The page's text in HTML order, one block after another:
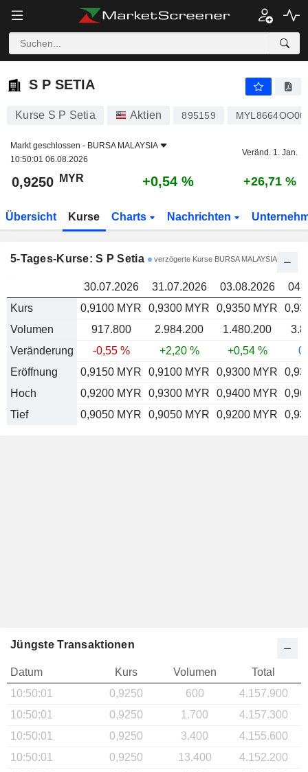
S P SETIA 0,9250
S P SETIA
Kurse S P Setia Aktien 895159
Markt geschlossen - BURSA MALAYSIA
10:50:01 06.08.2026
Veränd. 1. Jan.
0,9250 MYR +0,54 % +26,71 %
Übersicht Kurse Charts Nachrichten
5-Tages-Kurse: S P Setia verzögerte Kurse BURSA MALAYSIA
30.07.2026 31.07.2026 03.08.2026
Kurs
0,9100 MYR 0,9300 MYR 0,9350 MYR
Volumen
917.800 2.984.200 1.480.200
Veränderung
-0,55 % +2,20 % +0,54 %
Eröffnung
0,9150 MYR 0,9100 MYR 0,9300 MYR
Hoch
0,9200 MYR 0,9300 MYR 0,9400 MYR
Tief
0,9050 MYR 0,9050 MYR 0,9200 MYR
Jüngste Transaktionen
Datum Kurs Volumen
Total
10:50:01
0,9250 600
4.157.900
10:50:01
0,9250 1.700
4.157.300
10:50:01
0,9250 3.400
4.155.600
10:50:01
0,9250 13.400
4.152.200